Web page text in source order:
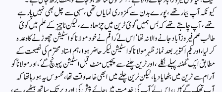
کیونکہ آپ بیمار تھے ، پورے بدن سے کمزوری نمایاں تھی ، سہی سے چل بھی نہیں پارہے
تھے ، آپ چاہتے تھے کہ بس ہمیں گوئ ٹرین میں چڑھادے ، لیکن ناچیز کے علم میں کوئ
طالب علم فیروزآباد جانے والا نہ تھا ‘ اس لۓ راقم نے خود مولانا کو اسٹیشن چھوڑنے کا وعدہ
کرلیا ، اور یکم اکتوبر بعد نماز ظہر مولانا کو اسٹیشن لیکر حاضر ہوا ، ہم استاد محترم‌ کی نصیحت کے
مطابق ایک گھنٹہ پہلے نکلے ، اور ٹرین چلنے سے پچیس منٹ قبل اسٹیشن پہونچ گۓ ،اور مولاناؒ کو
آرام سے ٹرین میں بٹھایا دیا ، لیکن ٹرین چلنے میں ابھی خاصا وقت تھا، محسوس یہ ہورہا تھا کہ